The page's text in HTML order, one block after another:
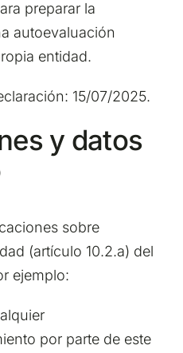
preparar la
autoevaluación
entidad.
15/07/2025.
y datos
sobre
(artículo 10.2.a) del
ejemplo:
por parte de este